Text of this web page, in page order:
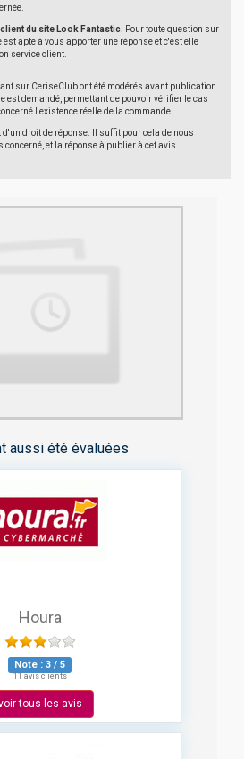
du site Look Fantastic . Pour toute question sur
apte à vous apporter une réponse et c'est elle
service client.
sur CeriseClub ont été modérés avant publication.
est demandé, permettant de pouvoir vérifier le cas
l'existence réelle de la commande.
droit de réponse. Il suffit pour cela de nous
et la réponse à publier à cet avis.
aussi été évaluées
Houra
Note : 3 / 5
11 avis clients
tous les avis